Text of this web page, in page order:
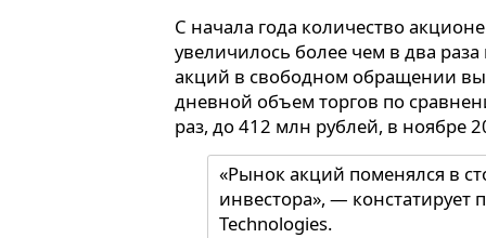
С начала года количество
увеличилось более чем в два
акций в свободном обращении
дневной объем торгов по
раз, до 412 млн рублей, в ноябре
«Рынок акций поменялся в
инвестора», — констатирует
Technologies.